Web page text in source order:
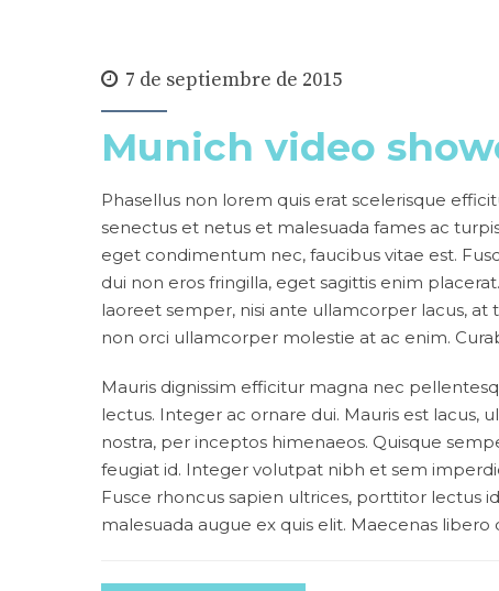
7 de septiembre de 2015
Munich video
Phasellus non lorem quis erat scelerisque
senectus et netus et malesuada fames ac
eget condimentum nec, faucibus vitae est.
dui non eros fringilla, eget sagittis enim
laoreet semper, nisi ante ullamcorper lacus,
non orci ullamcorper molestie at ac enim.
Mauris dignissim efficitur magna nec
lectus. Integer ac ornare dui. Mauris est lacus,
nostra, per inceptos himenaeos. Quisque
feugiat id. Integer volutpat nibh et sem
Fusce rhoncus sapien ultrices, porttitor lectus
malesuada augue ex quis elit. Maecenas